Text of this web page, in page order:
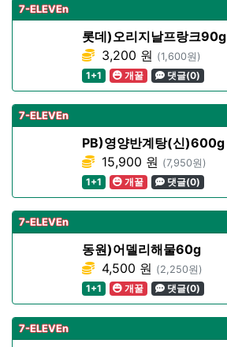
7-ELEVEn
롯데)오리지날프랑크90g
3,200 원 (1,600원)
1+1
개꿀 댓글(0)
7-ELEVEn
PB)영양반계탕(신)600g
15,900 원 (7,950원)
1+1
개꿀 댓글(0)
7-ELEVEn
동원)어델리해물60g
4,500 원 (2,250원)
1+1
개꿀 댓글(0)
7-ELEVEn